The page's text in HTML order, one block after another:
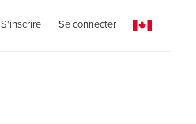
S'inscrire Se connecter